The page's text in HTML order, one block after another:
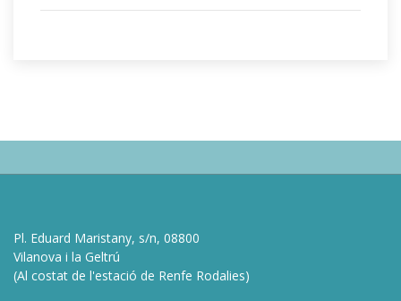
Pl. Eduard Maristany, s/n, 08800
Vilanova i la Geltrú
(Al costat de l'estació de Renfe Rodalies)